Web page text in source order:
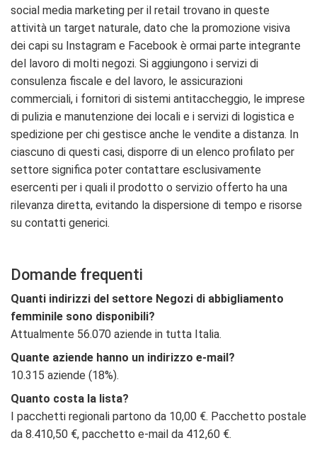
social media marketing per il retail trovano in queste
attività un target naturale, dato che la promozione visiva
dei capi su Instagram e Facebook è ormai parte integrante
del lavoro di molti negozi. Si aggiungono i servizi di
consulenza fiscale e del lavoro, le assicurazioni
commerciali, i fornitori di sistemi antitaccheggio, le imprese
di pulizia e manutenzione dei locali e i servizi di logistica e
spedizione per chi gestisce anche le vendite a distanza. In
ciascuno di questi casi, disporre di un elenco profilato per
settore significa poter contattare esclusivamente
esercenti per i quali il prodotto o servizio offerto ha una
rilevanza diretta, evitando la dispersione di tempo e risorse
su contatti generici.
Domande frequenti
Quanti indirizzi del settore Negozi di abbigliamento
femminile sono disponibili?
Attualmente 56.070 aziende in tutta Italia.
Quante aziende hanno un indirizzo e-mail?
10.315 aziende (18%).
Quanto costa la lista?
I pacchetti regionali partono da 10,00 €. Pacchetto postale
da 8.410,50 €, pacchetto e-mail da 412,60 €.